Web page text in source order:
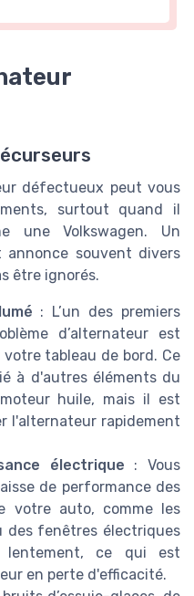
défectueux peut vous
surtout quand il
une Volkswagen. Un
souvent divers
être ignorés.
: L’un des premiers
d’alternateur est
votre tableau de bord. Ce
à d'autres éléments du
huile, mais il est
l'alternateur rapidement
électrique : Vous
de performance des
votre auto, comme les
des fenêtres électriques
ce qui est
en perte d'efficacité.